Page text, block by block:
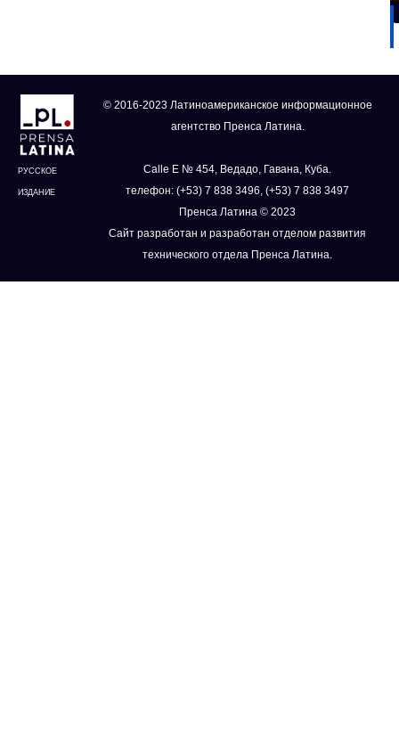
РУССКОЕ
ИЗДАНИЕ
© 2016-2023 Латиноамериканское информационное
агентство Пренса Латина.
Calle E № 454, Ведадо, Гавана, Куба.
телефон: (+53) 7 838 3496, (+53) 7 838 3497
Пренса Латина © 2023
Сайт разработан и разработан отделом развития
технического отдела Пренса Латина.